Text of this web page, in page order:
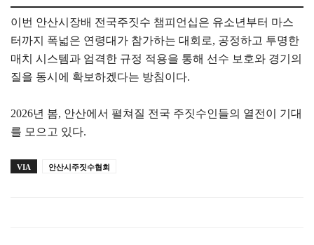
이번 안산시장배 전국주짓수 챔피언십은 유소년부터 마스
터까지 폭넓은 연령대가 참가하는 대회로, 공정하고 투명한
매치 시스템과 엄격한 규정 적용을 통해 선수 보호와 경기의
질을 동시에 확보하겠다는 방침이다.
2026년 봄, 안산에서 펼쳐질 전국 주짓수인들의 열전이 기대
를 모으고 있다.
VIA 안산시주짓수협회